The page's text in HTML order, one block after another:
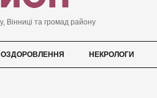
Вінниці та громад району
НЕКРОЛОГИ